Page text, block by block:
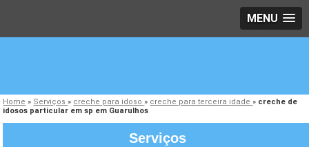
MENU
Home » Serviços» creche para idoso» creche para terceira idade» creche de
idosos particular em sp em Guarulhos
Serviços